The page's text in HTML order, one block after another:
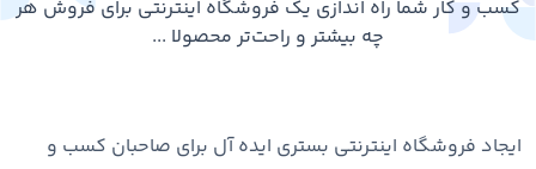
کسب و کار شما راه اندازی یک فروشگاه اینترنتی برای فروش هر
چه بیشتر و راحت‌تر محصولا ...
ایجاد فروشگاه اینترنتی بستری ایده آل برای صاحبان کسب و